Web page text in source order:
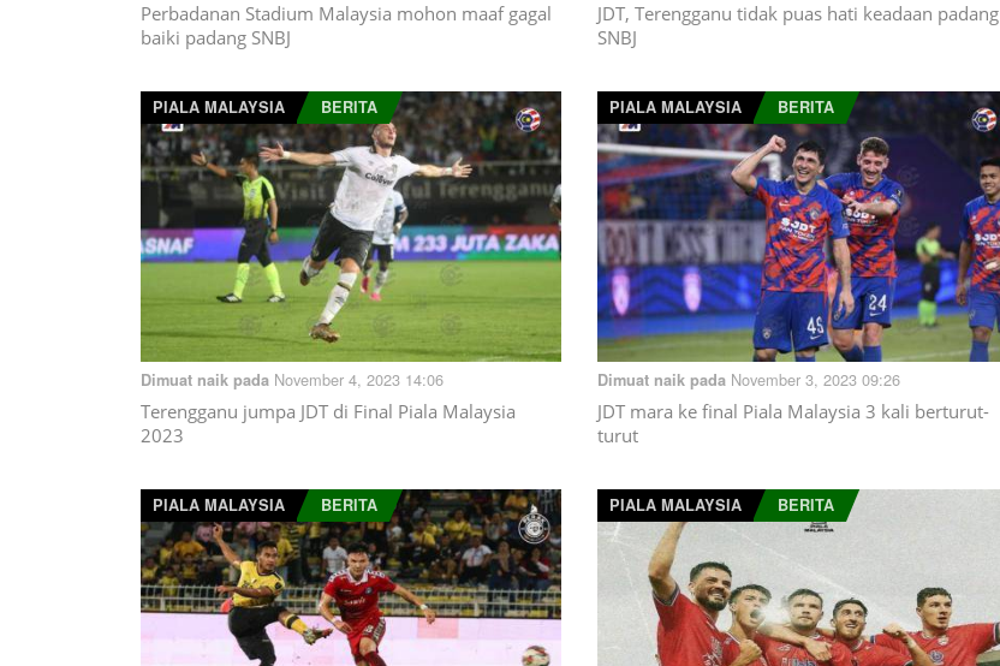
Perbadanan Stadium Malaysia mohon maaf gagal
baiki padang SNBJ
JDT, Terengganu tidak puas hati keadaan padang
SNBJ
PIALA MALAYSIA BERITA
Dimuat naik pada November 4, 2023 14:06
Terengganu jumpa JDT di Final Piala Malaysia
2023
PIALA MALAYSIA BERITA
Dimuat naik pada November 3, 2023 09:26
JDT mara ke final Piala Malaysia 3 kali berturut-
turut
PIALA MALAYSIA BERITA PIALA MALAYSIA BERITA